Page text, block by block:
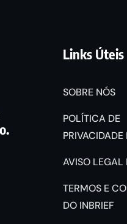
Links Úteis
SOBRE NÓS
POLÍTICA DE
AVISO LEGAL
TERMOS E
DO INBRIEF